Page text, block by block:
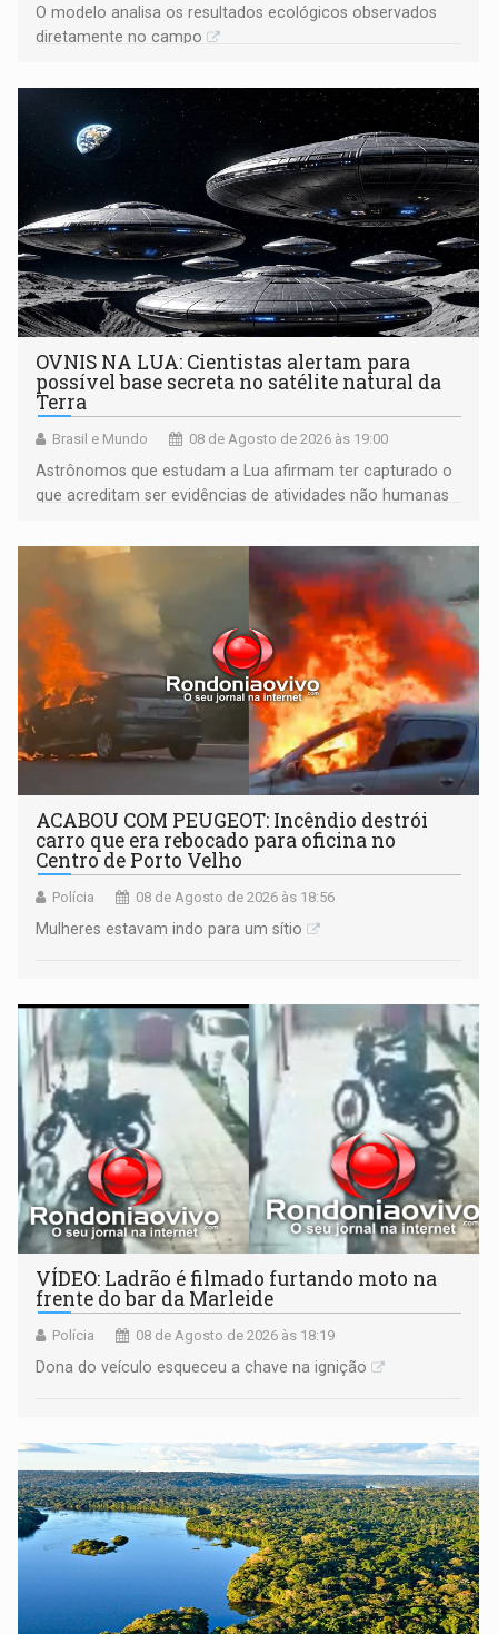
O modelo analisa os resultados ecológicos observados
diretamente no campo
OVNIS NA LUA: Cientistas alertam para
possível base secreta no satélite natural da
Terra
Brasil e Mundo 08 de Agosto de 2026 às 19:00
Astrônomos que estudam a Lua afirmam ter capturado o
que acreditam ser evidências de atividades não humanas
órbita
ACABOU COM PEUGEOT: Incêndio destrói
carro que era rebocado para oficina no
Centro de Porto Velho
Polícia 08 de Agosto de 2026 às 18:56
Mulheres estavam indo para um sítio
VÍDEO: Ladrão é filmado furtando moto na
frente do bar da Marleide
Polícia 08 de Agosto de 2026 às 18:19
Dona do veículo esqueceu a chave na ignição